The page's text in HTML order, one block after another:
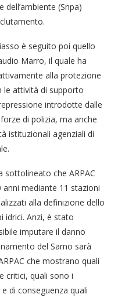
(Snpa)
è seguito poi quello
Marro, il quale ha
alla protezione
le attività di supporto
introdotte dalle
di polizia, ma anche
istituzionali agenziali di
che ARPAC
mediante 11 stazioni
alla definizione dello
idrici. Anzi, è stato
imputare il danno
del Sarno sarà
che mostrano quali
critici, quali sono i
di conseguenza quali